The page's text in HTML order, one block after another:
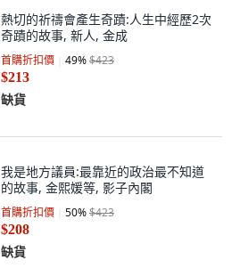
熱切的祈禱會產生奇蹟:人生中經歷2次
奇蹟的故事, 新人, 金成
首購折扣價 49%$423
$213
缺貨
我是地方議員:最靠近的政治最不知道
的故事, 金熙媛等, 影子內閣
首購折扣價 50%$423
$208
缺貨